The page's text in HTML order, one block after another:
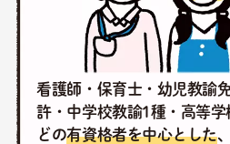
看護師・保育士・幼児教諭
許・中学校教諭1種・高等
どの有資格者を中心とした